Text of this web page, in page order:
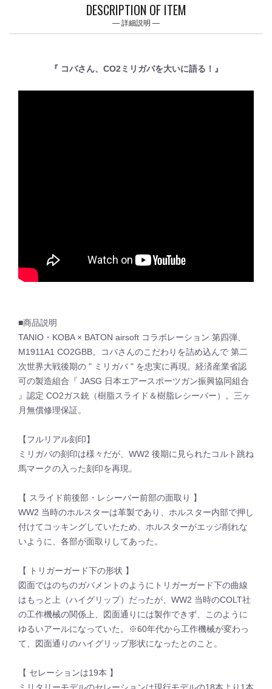
DESCRIPTION OF ITEM
詳細説明
『 コバさん、CO2ミリガバを大いに語る！』
■商品説明
TANIO・KOBA × BATON airsoft コラボレーション 第四弾、
M1911A1 CO2GBB。コバさんのこだわりを詰め込んで 第二
次世界大戦後期の " ミリガバ " を忠実に再現。経済産業省認
可の製造組合『 JASG 日本エアースポーツガン振興協同組合
』認定 CO2ガス銃（樹脂スライド＆樹脂レシーバー）。三ヶ
月無償修理保証。
【フルリアル刻印】
ミリガバの刻印は様々だが、WW2 後期に見られたコルト跳ね
馬マークの入った刻印を再現。
【 スライド前後部・レシーバー前部の面取り 】
WW2 当時のホルスターは革製であり、ホルスター内部で押し
付けてコッキングしていたため、ホルスターがエッジ削れな
いように、各部が面取りしてあった。
【 トリガーガード下の形状 】
図面ではのちのガバメントのようにトリガーガード下の曲線
はもっと上（ハイグリップ）だったが、WW2 当時のCOLT社
の工作機械の関係上、図面通りには製作できず、このように
ゆるいアールになっていた。※60年代から工作機械が変わっ
て、図面通りのハイグリップ形状になったとのこと。
【 セレーションは19本 】